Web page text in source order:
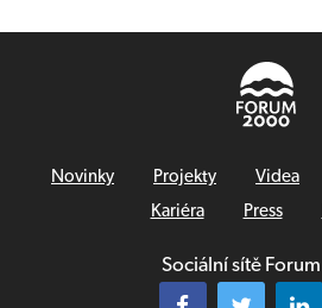
Novinky Projekty Videa
Kariéra
Press
Sociální sítě